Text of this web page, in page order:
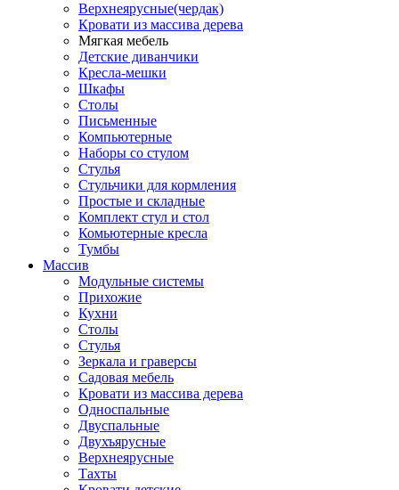
Верхнеярусные(чердак)
Кровати из массива дерева
Мягкая мебель
Детские диванчики
Кресла-мешки
Шкафы
Столы
Письменные
Компьютерные
Наборы со стулом
Стулья
Стульчики для кормления
Простые и складные
Комплект стул и стол
Комьютерные кресла
Тумбы
Массив
Модульные системы
Прихожие
Кухни
Столы
Стулья
Зеркала и граверсы
Садовая мебель
Кровати из массива дерева
Односпальные
Двуспальные
Двухъярусные
Верхнеярусные
Тахты